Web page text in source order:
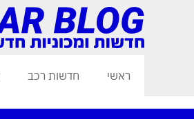
ראשי חדשות רכב